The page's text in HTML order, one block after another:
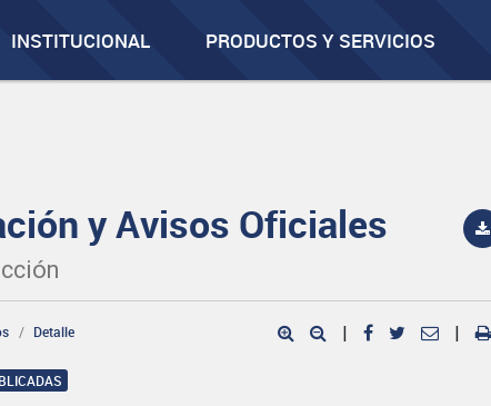
INSTITUCIONAL PRODUCTOS Y SERVICIOS
y Avisos Oficiales
Detalle | |